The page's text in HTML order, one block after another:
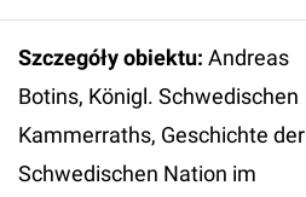
Szczegóły obiektu: Andreas
Botins, Königl. Schwedischen
Kammerraths, Geschichte der
Schwedischen Nation im